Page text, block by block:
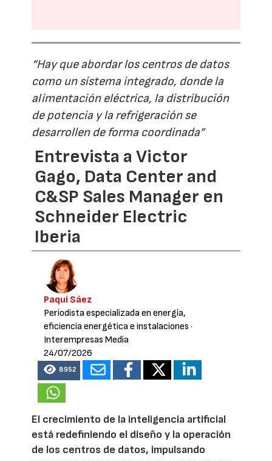
“Hay que abordar los centros de datos
como un sistema integrado, donde la
alimentación eléctrica, la distribución
de potencia y la refrigeración se
desarrollen de forma coordinada”
Entrevista a Victor
Gago, Data Center and
C&SP Sales Manager en
Schneider Electric
Iberia
Paqui Sáez
Periodista especializada en energía,
eficiencia energética e instalaciones ·
Interempresas Media
24/07/2026
8952
El crecimiento de la inteligencia artificial
está redefiniendo el diseño y la operación
de los centros de datos, impulsando